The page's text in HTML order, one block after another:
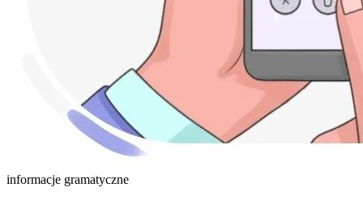
informacje gramatyczne